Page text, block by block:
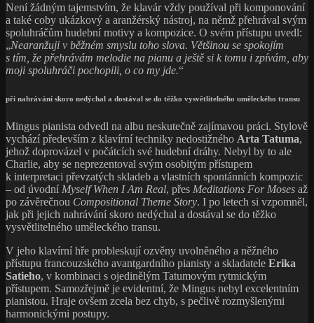
Není žádným tajemstvím, že klavár vždy používal při komponování
a také coby ukázkový a aranžérský nástroj, na němž přehrával svým
spoluhráčům hudební motivy a kompozice. O svém přístupu uvedl:
„Nearanžuji v běžném smyslu toho slova. Většinou se spokojím
s tím, že přehrávám melodie na pianu a ještě si k tomu i zpívám, aby
moji spoluhráči pochopili, o co my jde.“
při nahrávání skoro nedýchal a dostával se do těžko vysvětlitelného uměleckého transu
Mingus pianista odvedl na albu neskutečně zajímavou práci. Stylově
vychází především z klavírní techniky nedostižného Arta Tatuma,
jehož doprovázel v počátcích své hudební dráhy. Nebyl by to ale
Charlie, aby se neprezentoval svým osobitým přístupem
k interpretaci převzatých skladeb a vlastních spontánních kompozic
– od úvodní Myself When I Am Real, přes Meditations For Moses až
po závěrečnou Compositional Theme Story. I po letech si vzpomněl,
jak při jejich nahrávání skoro nedýchal a dostával se do těžko
vysvětlitelného uměleckého transu.
V jeho klavírní hře probleskují ozvěny uvolněného a něžného
přístupu francouzského avantgardního pianisty a skladatele Erika
Satieho, v kombinaci s ojedinělým Tatumovým rytmickým
přístupem. Samozřejmě je evidentní, že Mingus nebyl excelentním
pianistou. Hraje ovšem zcela bez chyb, s pečlivě rozmyšlenými
harmonickými postupy.